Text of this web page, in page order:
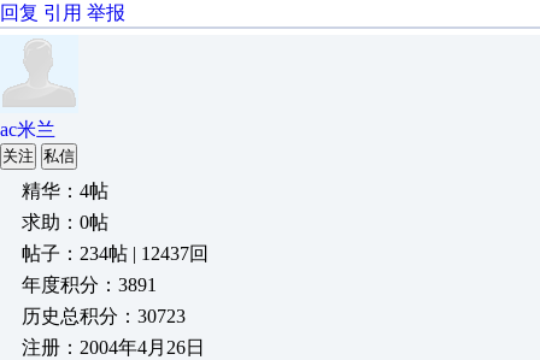
回复 引用 举报
ac米兰
关注 私信
精华：4帖
求助：0帖
帖子：234帖 | 12437回
年度积分：3891
历史总积分：30723
注册：2004年4月26日